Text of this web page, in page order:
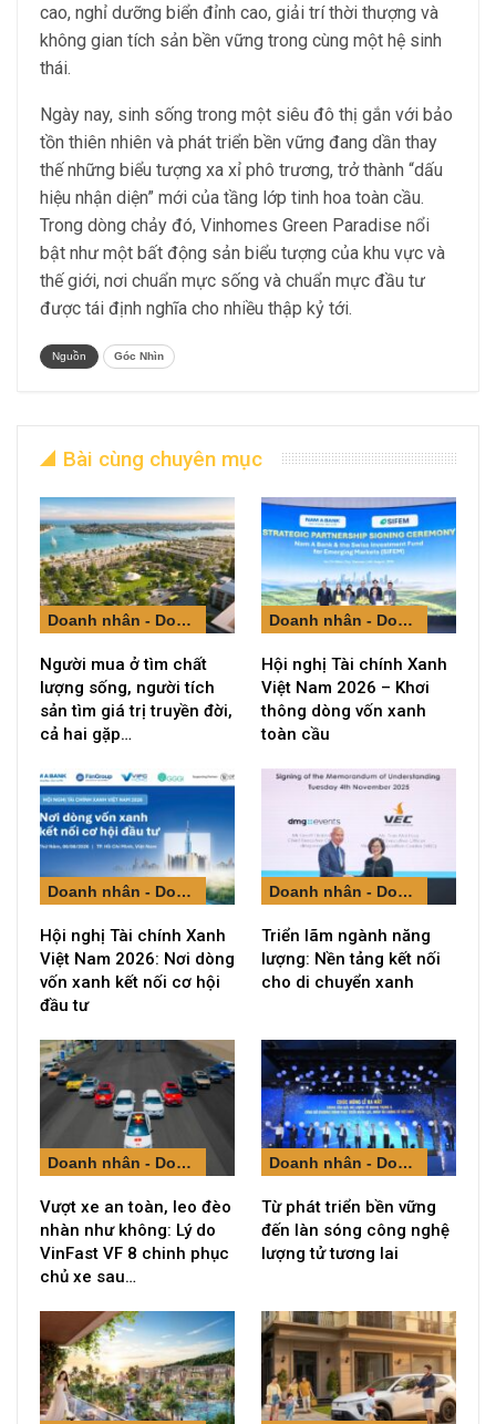
cao, nghỉ dưỡng biển đỉnh cao, giải trí thời thượng và
không gian tích sản bền vững trong cùng một hệ sinh
thái.
Ngày nay, sinh sống trong một siêu đô thị gắn với bảo
tồn thiên nhiên và phát triển bền vững đang dần thay
thế những biểu tượng xa xỉ phô trương, trở thành “dấu
hiệu nhận diện” mới của tầng lớp tinh hoa toàn cầu.
Trong dòng chảy đó, Vinhomes Green Paradise nổi
bật như một bất động sản biểu tượng của khu vực và
thế giới, nơi chuẩn mực sống và chuẩn mực đầu tư
được tái định nghĩa cho nhiều thập kỷ tới.
Nguồn Góc Nhìn
Bài cùng chuyên mục
Doanh nhân - Doanh nghiệp
Người mua ở tìm chất
lượng sống, người tích
sản tìm giá trị truyền đời,
cả hai gặp…
Doanh nhân - Doanh nghiệp
Hội nghị Tài chính Xanh
Việt Nam 2026 – Khơi
thông dòng vốn xanh
toàn cầu
Doanh nhân - Doanh nghiệp
Hội nghị Tài chính Xanh
Việt Nam 2026: Nơi dòng
vốn xanh kết nối cơ hội
đầu tư
Doanh nhân - Doanh nghiệp
Triển lãm ngành năng
lượng: Nền tảng kết nối
cho di chuyển xanh
Doanh nhân - Doanh nghiệp
Vượt xe an toàn, leo đèo
nhàn như không: Lý do
VinFast VF 8 chinh phục
chủ xe sau…
Doanh nhân - Doanh nghiệp
Từ phát triển bền vững
đến làn sóng công nghệ
lượng tử tương lai